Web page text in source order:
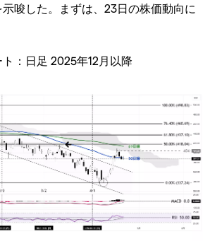
唆した。まずは、23日の株価動向に
：日足 2025年12月以降